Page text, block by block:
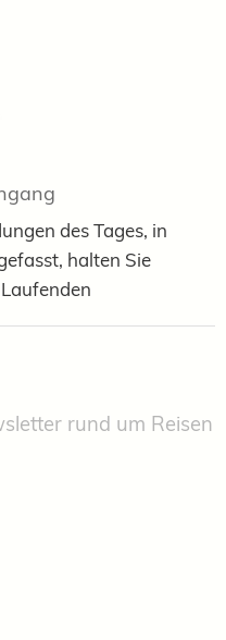
des Tages, in
halten Sie
rund um Reisen